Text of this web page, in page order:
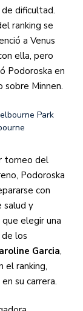
dificultad.
ranking se
a Venus
ella, pero
Podoroska en
sobre Minnen.
torneo del
Podoroska
con
salud y
elegir una
los
Garcia,
el ranking,
su carrera.